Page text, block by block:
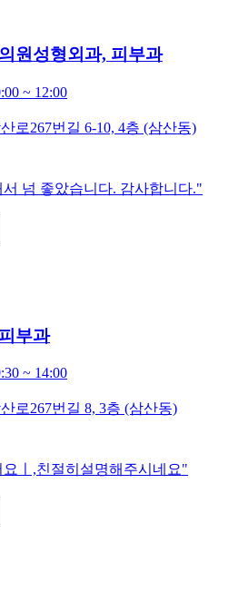
원성형외과, 피부과
~ 12:00
로267번길 6-10, 4층 (삼산동)
넘 좋았습니다. 감사합니다."
피부과
~ 14:00
로267번길 8, 3층 (삼산동)
ㅣ,친절히설명해주시네요"